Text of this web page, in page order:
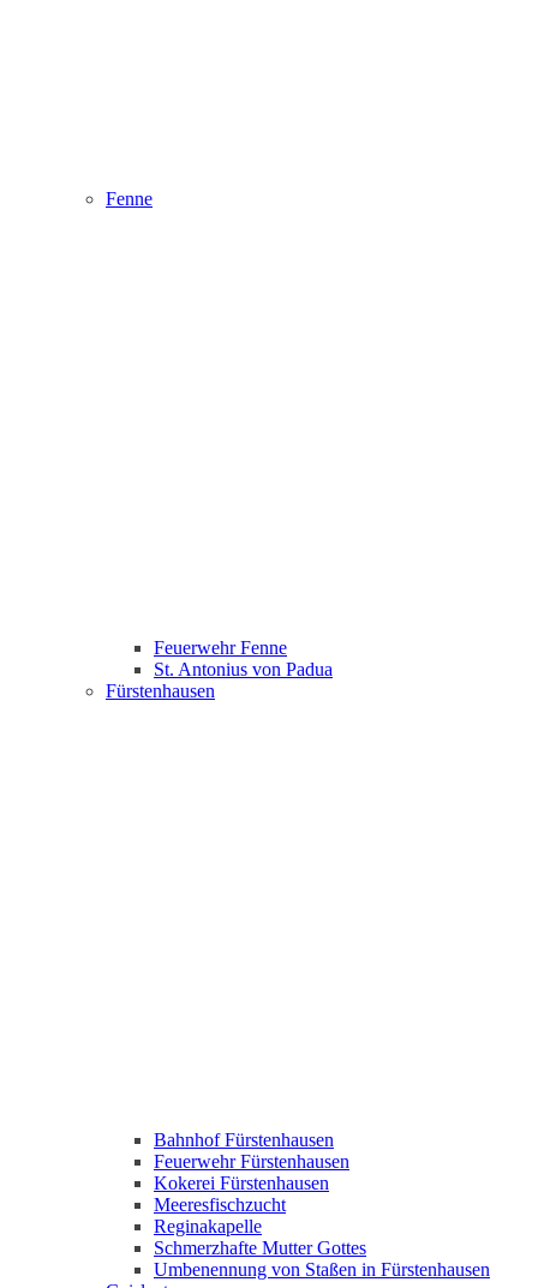
Fenne
Feuerwehr Fenne
St. Antonius von Padua
Fürstenhausen
Bahnhof Fürstenhausen
Feuerwehr Fürstenhausen
Kokerei Fürstenhausen
Meeresfischzucht
Reginakapelle
Schmerzhafte Mutter Gottes
Umbenennung von Staßen in Fürstenhausen